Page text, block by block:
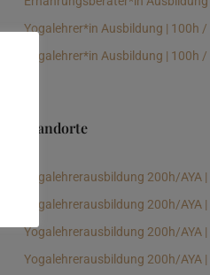
Yogalehrer*in Ausbildung | 100h /
Yogalehrer*in Ausbildung | 100h
Standorte
Yogalehrerausbildung 200h/AYA
Yogalehrerausbildung 200h/AYA
Yogalehrerausbildung 200h/AYA
Yogalehrerausbildung 200h/AYA |